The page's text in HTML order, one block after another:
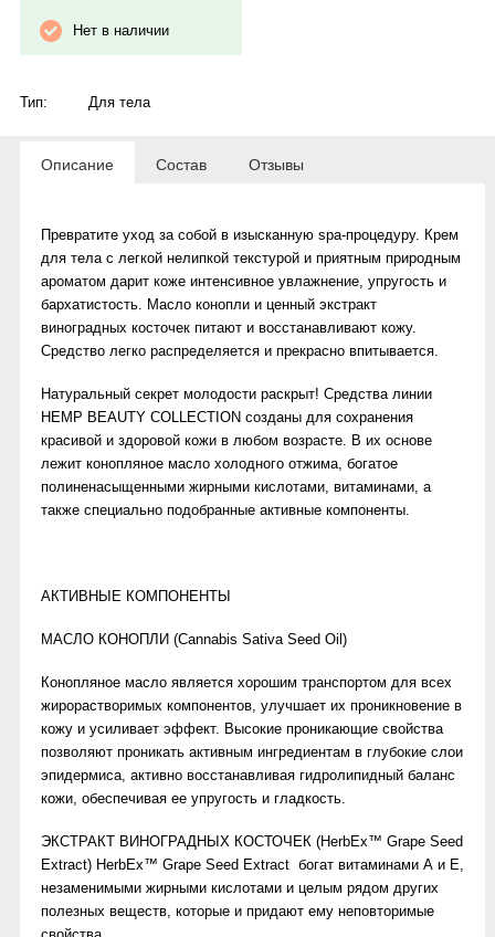
Нет в наличии
Тип: Для тела
Описание Состав Отзывы
Превратите уход за собой в изысканную spa-процедуру. Крем
для тела с легкой нелипкой текстурой и приятным природным
ароматом дарит коже интенсивное увлажнение, упругость и
бархатистость. Масло конопли и ценный экстракт
виноградных косточек питают и восстанавливают кожу.
Средство легко распределяется и прекрасно впитывается.
Натуральный секрет молодости раскрыт! Средства линии
HEMP BEAUTY COLLECTION созданы для сохранения
красивой и здоровой кожи в любом возрасте. В их основе
лежит конопляное масло холодного отжима, богатое
полиненасыщенными жирными кислотами, витаминами, а
также специально подобранные активные компоненты.
АКТИВНЫЕ КОМПОНЕНТЫ
МАСЛО КОНОПЛИ (Cannabis Sativa Seed Oil)
Конопляное масло является хорошим транспортом для всех
жирорастворимых компонентов, улучшает их проникновение в
кожу и усиливает эффект. Высокие проникающие свойства
позволяют проникать активным ингредиентам в глубокие слои
эпидермиса, активно восстанавливая гидролипидный баланс
кожи, обеспечивая ее упругость и гладкость.
ЭКСТРАКТ ВИНОГРАДНЫХ КОСТОЧЕК (HerbEx™ Grape Seed
Extract) HerbEx™ Grape Seed Extract богат витаминами А и Е,
незаменимыми жирными кислотами и целым рядом других
полезных веществ, которые и придают ему неповторимые